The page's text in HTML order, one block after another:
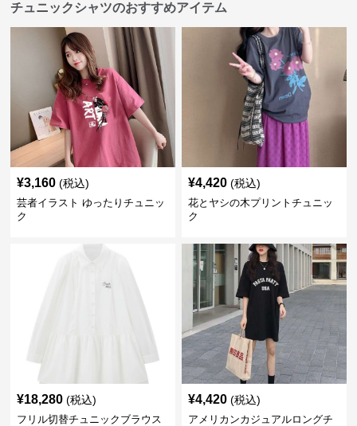
チュニックシャツのおすすめアイテム
¥3,160 (税込)
芸者イラスト ゆったりチュニッ
ク
¥4,420 (税込)
花とヤシの木プリントチュニッ
ク
¥18,280 (税込)
フリル切替チュニックブラウス
¥4,420 (税込)
アメリカンカジュアルロングチ